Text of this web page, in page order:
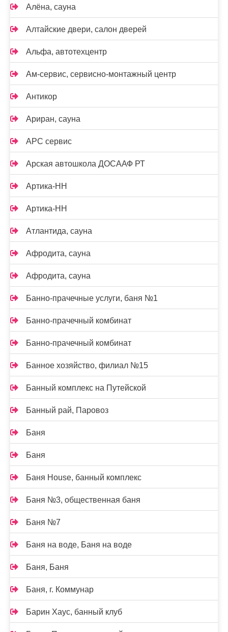
Алёна, сауна
Алтайские двери, салон дверей
Альфа, автотехцентр
Ам-сервис, сервисно-монтажный центр
Антикор
Ариран, сауна
АРС сервис
Арская автошкола ДОСААФ РТ
Артика-НН
Артика-НН
Атлантида, сауна
Афродита, сауна
Афродита, сауна
Банно-прачечные услуги, баня №1
Банно-прачечный комбинат
Банно-прачечный комбинат
Банное хозяйство, филиал №15
Банный комплекс на Путейской
Банный рай, Паровоз
Баня
Баня
Баня House, банный комплекс
Баня №3, общественная баня
Баня №7
Баня на воде, Баня на воде
Баня, Баня
Баня, г. Коммунар
Барин Хаус, банный клуб